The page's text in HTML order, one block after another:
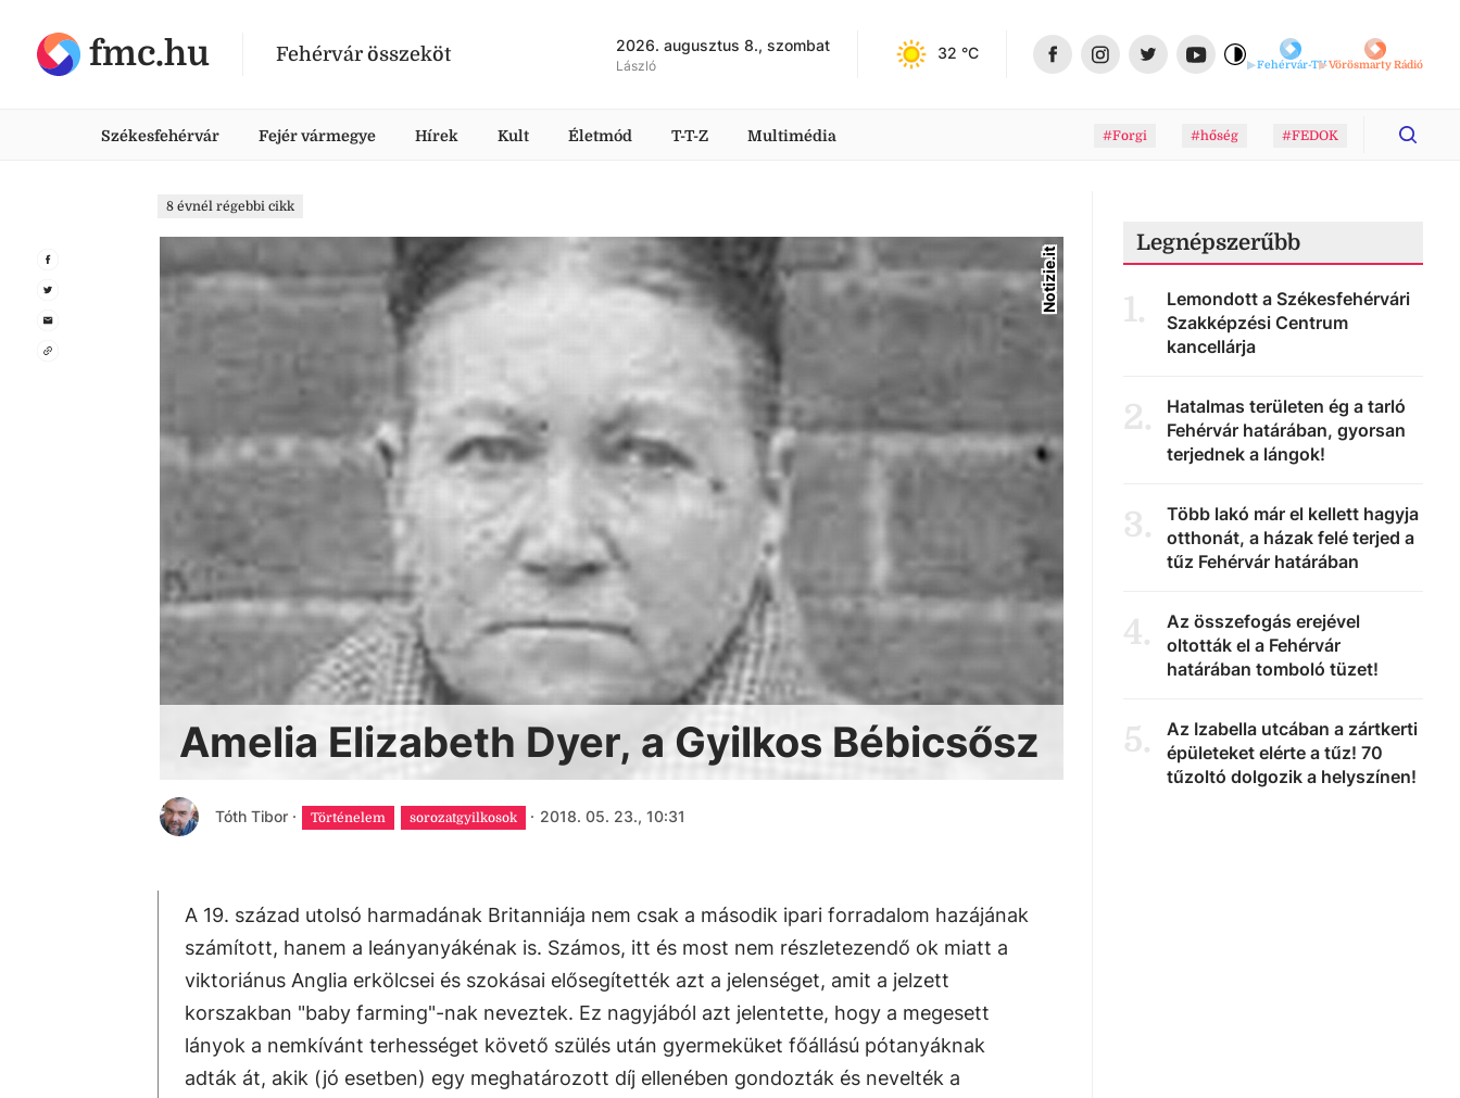
fmc.hu Fehérvár összeköt 2026. augusztus 8., szombat
László
32 °C
Fehérvár-TVVörösmarty Rádió
Székesfehérvár Fejér vármegye Hírek Kult Életmód T-T-Z Multimédia #Forgi #hőség #FEDOK
8 évnél régebbi cikk
Notizie.it
Amelia Elizabeth Dyer, a Gyilkos Bébicsősz
Tóth Tibor · Történelem sorozatgyilkosok · 2018. 05. 23., 10:31
A 19. század utolsó harmadának Britanniája nem csak a második ipari forradalom hazájának
számított, hanem a leányanyákénak is. Számos, itt és most nem részletezendő ok miatt a
viktoriánus Anglia erkölcsei és szokásai elősegítették azt a jelenséget, amit a jelzett
korszakban "baby farming"-nak neveztek. Ez nagyjából azt jelentette, hogy a megesett
lányok a nemkívánt terhességet követő szülés után gyermeküket főállású pótanyáknak
adták át, akik (jó esetben) egy meghatározott díj ellenében gondozták és nevelték a
Legnépszerűbb
1.
Lemondott a Székesfehérvári
Szakképzési Centrum
kancellárja
2.
Hatalmas területen ég a tarló
Fehérvár határában, gyorsan
terjednek a lángok!
3.
Több lakó már el kellett hagyja
otthonát, a házak felé terjed a
tűz Fehérvár határában
4.
Az összefogás erejével
oltották el a Fehérvár
határában tomboló tüzet!
5.
Az Izabella utcában a zártkerti
épületeket elérte a tűz! 70
tűzoltó dolgozik a helyszínen!